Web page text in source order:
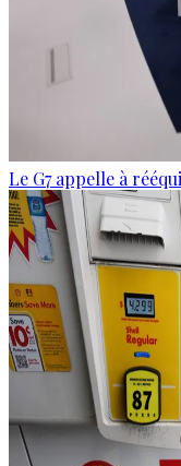
Le G7 appelle à